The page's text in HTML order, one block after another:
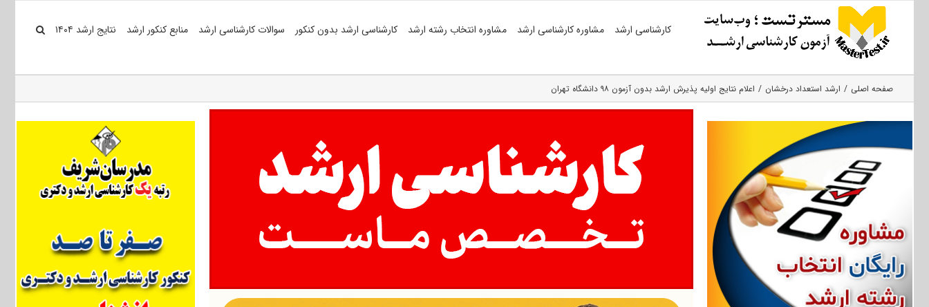
کارشناسی ارشد مشاوره کارشناسی ارشد مشاوره انتخاب رشته ارشد کارشناسی ارشد بدون کنکور سوالات کارشناسی ارشد منابع کنکور ارشد نتایج ارشد ۱۴۰۴
صفحه اصلی ارشد استعداد درخشان اعلام نتایج اولیه پذیرش ارشد بدون آزمون ۹۸ دانشگاه تهران